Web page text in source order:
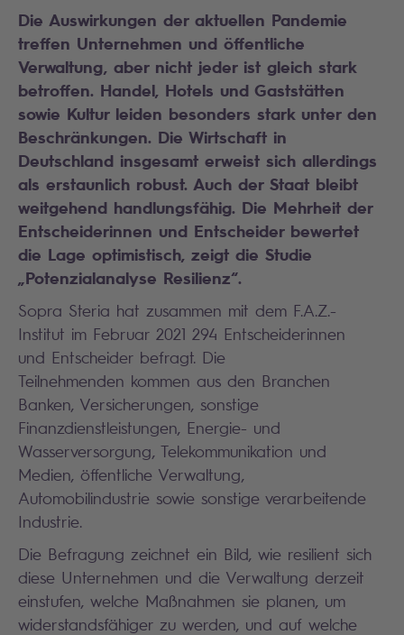
Die Auswirkungen der aktuellen Pandemie
treffen Unternehmen und öffentliche
Verwaltung, aber nicht jeder ist gleich stark
betroffen. Handel, Hotels und Gaststätten
sowie Kultur leiden besonders stark unter den
Beschränkungen. Die Wirtschaft in
Deutschland insgesamt erweist sich allerdings
als erstaunlich robust. Auch der Staat bleibt
weitgehend handlungsfähig. Die Mehrheit der
Entscheiderinnen und Entscheider bewertet
die Lage optimistisch, zeigt die Studie
„Potenzialanalyse Resilienz“.
Sopra Steria hat zusammen mit dem F.A.Z.-
Institut im Februar 2021 294 Entscheiderinnen
und Entscheider befragt. Die
Teilnehmenden kommen aus den Branchen
Banken, Versicherungen, sonstige
Finanzdienstleistungen, Energie- und
Wasserversorgung, Telekommunikation und
Medien, öffentliche Verwaltung,
Automobilindustrie sowie sonstige verarbeitende
Industrie.
Die Befragung zeichnet ein Bild, wie resilient sich
diese Unternehmen und die Verwaltung derzeit
einstufen, welche Maßnahmen sie planen, um
widerstandsfähiger zu werden, und auf welche